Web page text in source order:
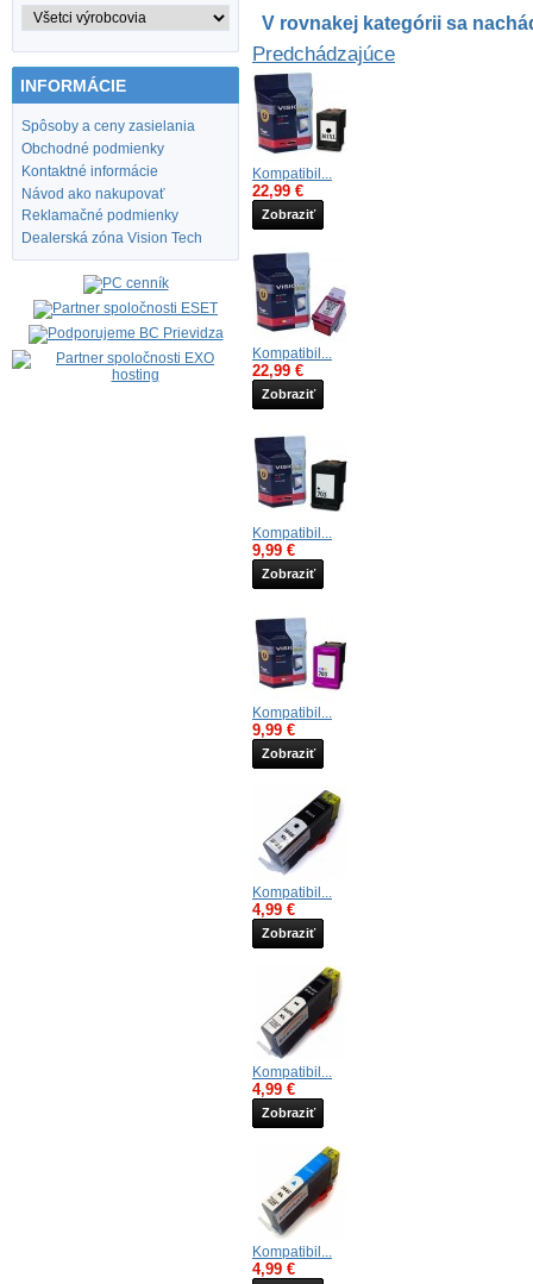
INFORMÁCIE
Spôsoby a ceny zasielania
Obchodné podmienky
Kontaktné informácie
Návod ako nakupovať
Reklamačné podmienky
Dealerská zóna Vision Tech
V rovnakej kategórii sa
Predchádzajúce
Kompatibil...
22,99 €
Zobraziť
Kompatibil...
22,99 €
Zobraziť
Kompatibil...
9,99 €
Zobraziť
Kompatibil...
9,99 €
Zobraziť
Kompatibil...
4,99 €
Zobraziť
Kompatibil...
4,99 €
Zobraziť
Kompatibil...
4,99 €